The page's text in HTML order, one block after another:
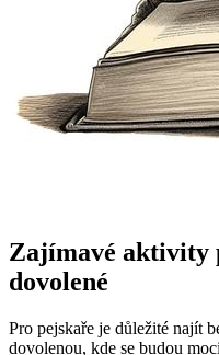
Zajímavé aktivity
dovolené
Pro pejskaře je důležité najít
dovolenou, kde se budou